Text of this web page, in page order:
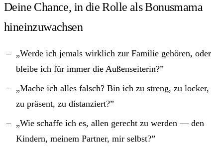
Deine Chance, in die Rolle als Bonusmama
hineinzuwachsen
„Werde ich jemals wirklich zur Familie gehören, oder
bleibe ich für immer die Außenseiterin?”
„Mache ich alles falsch? Bin ich zu streng, zu locker,
zu präsent, zu distanziert?”
„Wie schaffe ich es, allen gerecht zu werden — den
Kindern, meinem Partner, mir selbst?”